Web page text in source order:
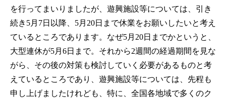
を行ってまいりましたが、遊興施設等については、引き
続き5月7日以降、5月20日まで休業をお願いしたいと考え
ているところであります。なぜ5月20日までかというと、
大型連休が5月6日まで。それから2週間の経過期間を見な
がら、その後の対策も検討していく必要があるものと考
えているところであり、遊興施設等については、先程も
申し上げましたけれども、特に、全国各地域で多くのク